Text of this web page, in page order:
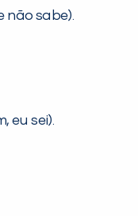
não sabe).
eu sei).